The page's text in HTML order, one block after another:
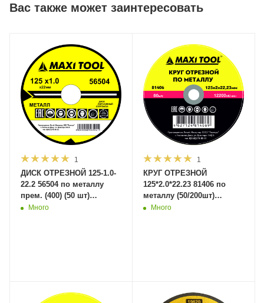
Вас также может заинтересовать
1
ДИСК ОТРЕЗНОЙ 125-1.0-
22.2 56504 по металлу
прем. (400) (50 шт)
MaxiTool
Много
1
КРУГ ОТРЕЗНОЙ
125*2.0*22.23 81406 по
металлу (50/200шт)
MaxiTool
Много